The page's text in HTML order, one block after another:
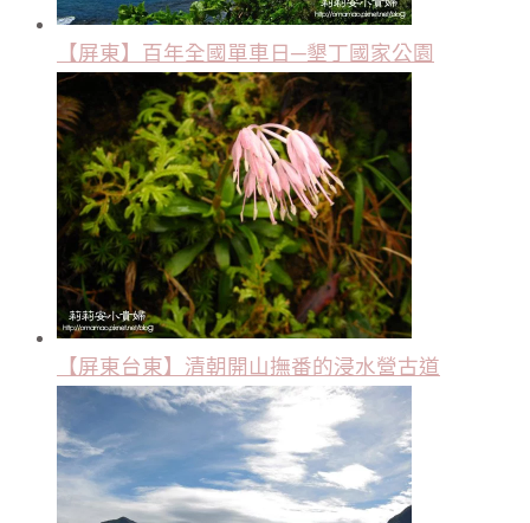
【屏東】百年全國單車日─墾丁國家公園
【屏東台東】清朝開山撫番的浸水營古道